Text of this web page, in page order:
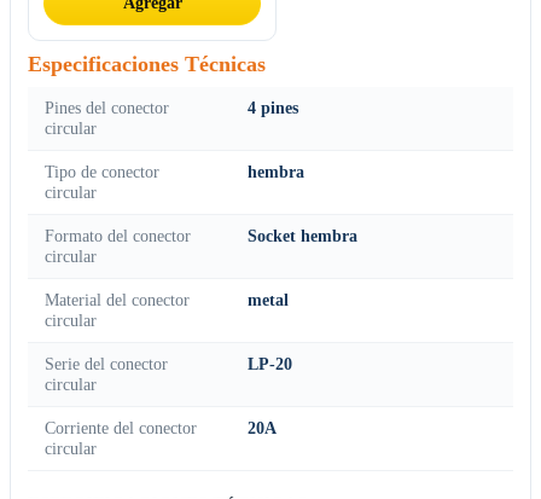
Especificaciones Técnicas
Pines del conector
circular
4 pines
Tipo de conector
circular
hembra
Formato del conector
circular
Socket hembra
Material del conector
circular
metal
Serie del conector
circular
LP-20
Corriente del conector
circular
20A